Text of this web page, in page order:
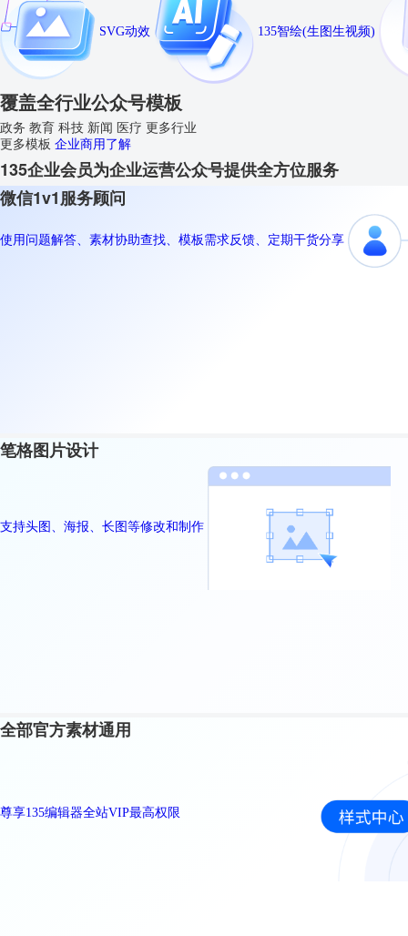
SVG动效 135智绘(生图生视频)
覆盖全行业公众号模板
政务 教育 科技 新闻 医疗 更多行业
更多模板 企业商用了解
135企业会员为企业运营公众号提供全方位服务
微信1v1服务顾问
使用问题解答、素材协助查找、模板需求反馈、定期干货分享
笔格图片设计
支持头图、海报、长图等修改和制作
全部官方素材通用
尊享135编辑器全站VIP最高权限